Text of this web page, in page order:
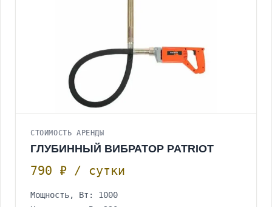
СТОИМОСТЬ АРЕНДЫ
ГЛУБИННЫЙ ВИБРАТОР PATRIOT
790 ₽ / сутки
Мощность, Вт: 1000